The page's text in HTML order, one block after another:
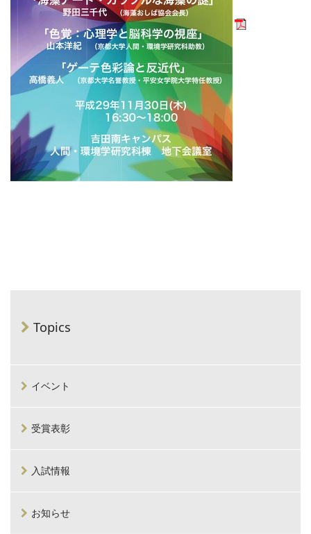
Topics
イベント
受賞表彰
入試情報
お知らせ